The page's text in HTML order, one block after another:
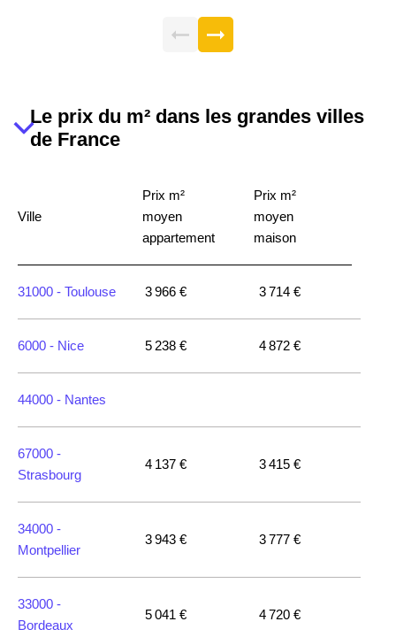
Le prix du m² dans les grandes villes
de France
Ville
Prix m²
moyen
appartement
Prix m²
moyen
maison
31000 - Toulouse 3 966 € 3 714 €
6000 - Nice 5 238 € 4 872 €
44000 - Nantes
67000 -
Strasbourg
4 137 € 3 415 €
34000 -
Montpellier
3 943 € 3 777 €
33000 -
Bordeaux
5 041 € 4 720 €